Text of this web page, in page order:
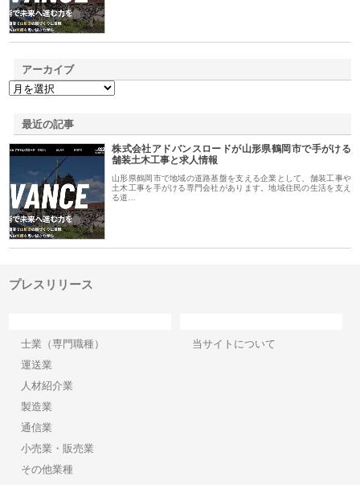
アーカイブ
最近の記事
株式会社アドバンスロードが山形県鶴岡市で手がける
舗装土木工事と求人情報
山形県鶴岡市で地域の道路基盤を支える企業として、舗装工事や
土木工事を手がける専門会社があります。地域住民の生活を支え
る道…
プレスリリース
士業（専門職種）
運送業
人材紹介業
製造業
通信業
小売業・販売業
その他業種
当サイトについて